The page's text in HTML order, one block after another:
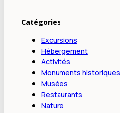
Catégories
Excursions
Hébergement
Activités
Monuments historiques
Musées
Restaurants
Nature